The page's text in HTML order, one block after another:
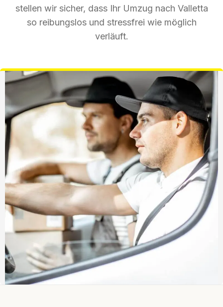
stellen wir sicher, dass Ihr Umzug nach Valletta
so reibungslos und stressfrei wie möglich
verläuft.